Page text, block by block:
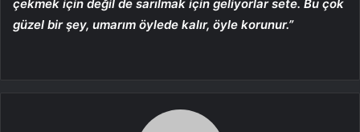
çekmek için değil de sarılmak için geliyorlar sete. Bu çok
güzel bir şey, umarım öylede kalır, öyle korunur.”